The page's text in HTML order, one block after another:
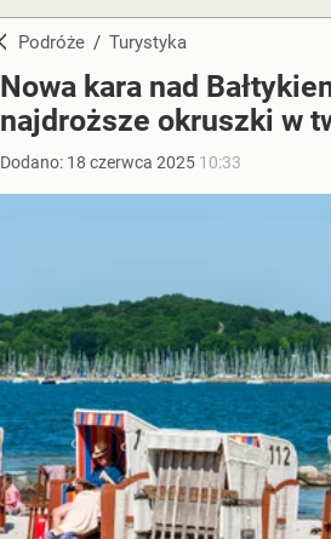
Podróże / Turystyka
Nowa kara nad
najdroższe okruszki w
Dodano: 18 czerwca 2025 10:33